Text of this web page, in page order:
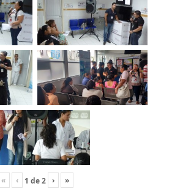
« ‹ 1 de2 › »